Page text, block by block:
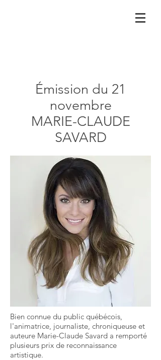
Émission du 21
novembre
MARIE-CLAUDE
SAVARD
Bien connue du public québécois,
l'animatrice, journaliste, chroniqueuse et
auteure Marie-Claude Savard a remporté
plusieurs prix de reconnaissance
artistique.